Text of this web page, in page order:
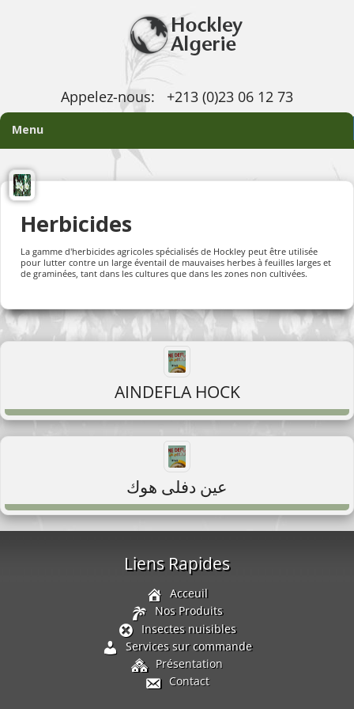
Appelez-nous: +213 (0)23 06 12 73
Menu
Herbicides
La gamme d'herbicides agricoles spécialisés de Hockley peut être utilisée
pour lutter contre un large éventail de mauvaises herbes à feuilles larges et
de graminées, tant dans les cultures que dans les zones non cultivées.
AINDEFLA HOCK
عين دفلى هوك
Liens Rapides
Acceuil
Nos Produits
Insectes nuisibles
Services sur commande
Présentation
Contact